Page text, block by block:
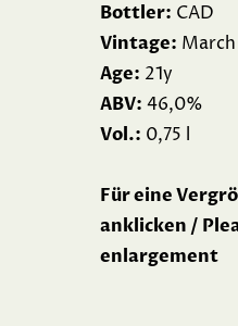
Bottler: CAD
Vintage:
Age: 21y
ABV: 46,0%
Vol.: 0,75 l
Für eine
anklicken /
enlargement